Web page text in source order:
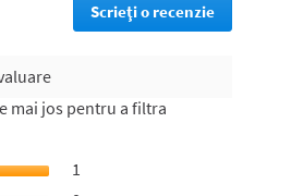
Scrieţi o recenzie
Prin
mai jos pentru a filtra
1